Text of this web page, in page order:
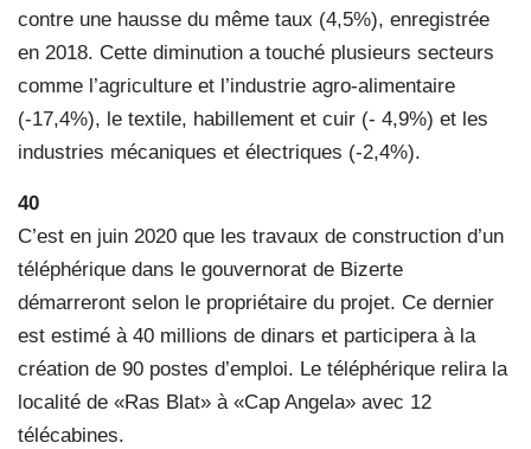
contre une hausse du même taux (4,5%), enregistrée
en 2018. Cette diminution a touché plusieurs secteurs
comme l’agriculture et l’industrie agro-alimentaire
(-17,4%), le textile, habillement et cuir (- 4,9%) et les
industries mécaniques et électriques (-2,4%).
40
C’est en juin 2020 que les travaux de construction d’un
téléphérique dans le gouvernorat de Bizerte
démarreront selon le propriétaire du projet. Ce dernier
est estimé à 40 millions de dinars et participera à la
création de 90 postes d’emploi. Le téléphérique relira la
localité de «Ras Blat» à «Cap Angela» avec 12
télécabines.